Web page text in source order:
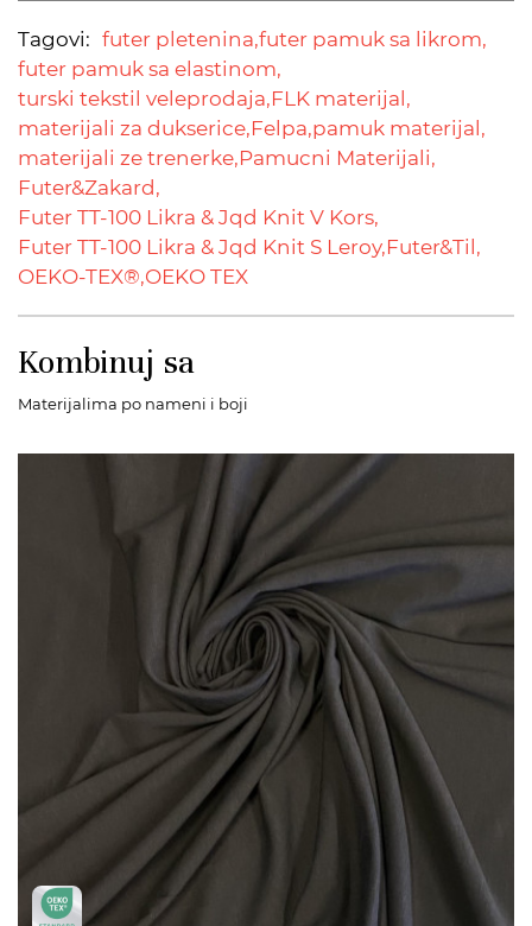
Tagovi: futer pletenina,futer pamuk sa likrom,
futer pamuk sa elastinom,
turski tekstil veleprodaja,FLK materijal,
materijali za dukserice,Felpa,pamuk materijal,
materijali ze trenerke,Pamucni Materijali,
Futer&Zakard,
Futer TT-100 Likra & Jqd Knit V Kors,
Futer TT-100 Likra & Jqd Knit S Leroy,Futer&Til,
OEKO-TEX®,OEKO TEX
Kombinuj sa
Materijalima po nameni i boji